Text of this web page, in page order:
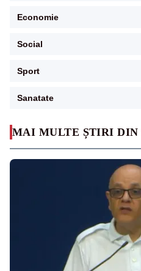
MAI MULTE ȘTIRI DIN
Economie
Social
Sport
Sanatate